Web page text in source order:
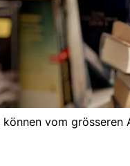
können vom